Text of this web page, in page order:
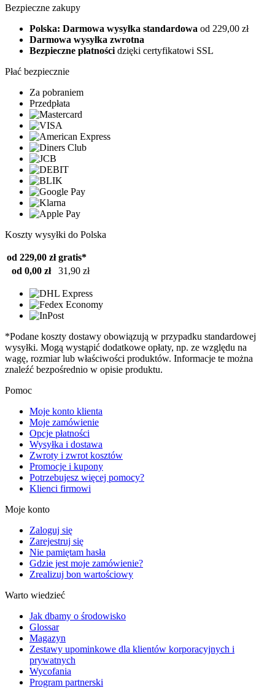
Bezpieczne zakupy
Polska: Darmowa wysyłka standardowa od 229,00 zł
Darmowa wysyłka zwrotna
Bezpieczne płatności dzięki certyfikatowi SSL
Płać bezpiecznie
Za pobraniem
Przedpłata
Koszty wysyłki do Polska
od 229,00 zł gratis*
od 0,00 zł
31,90 zł
*Podane koszty dostawy obowiązują w przypadku standardowej
wysyłki. Mogą wystąpić dodatkowe opłaty, np. ze względu na
wagę, rozmiar lub właściwości produktów. Informacje te można
znaleźć bezpośrednio w opisie produktu.
Pomoc
Moje konto klienta
Moje zamówienie
Opcje płatności
Wysyłka i dostawa
Zwroty i zwrot kosztów
Promocje i kupony
Potrzebujesz więcej pomocy?
Klienci firmowi
Moje konto
Zaloguj się
Zarejestruj się
Nie pamiętam hasła
Gdzie jest moje zamówienie?
Zrealizuj bon wartościowy
Warto wiedzieć
Jak dbamy o środowisko
Glossar
Magazyn
Zestawy upominkowe dla klientów korporacyjnych i
prywatnych
Wycofania
Program partnerski